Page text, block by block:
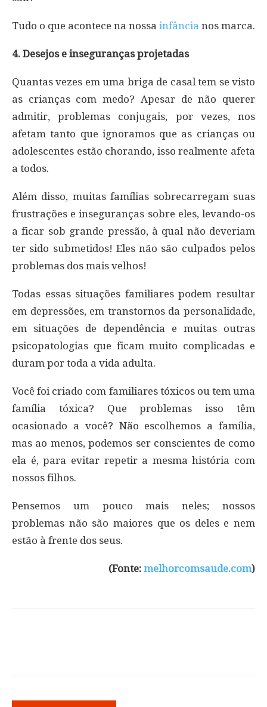
Tudo o que acontece na nossa infância nos marca.
4. Desejos e inseguranças projetadas
Quantas vezes em uma briga de casal tem se visto
as crianças com medo? Apesar de não querer
admitir, problemas conjugais, por vezes, nos
afetam tanto que ignoramos que as crianças ou
adolescentes estão chorando, isso realmente afeta
a todos.
Além disso, muitas famílias sobrecarregam suas
frustrações e inseguranças sobre eles, levando-os
a ficar sob grande pressão, à qual não deveriam
ter sido submetidos! Eles não são culpados pelos
problemas dos mais velhos!
Todas essas situações familiares podem resultar
em depressões, em transtornos da personalidade,
em situações de dependência e muitas outras
psicopatologias que ficam muito complicadas e
duram por toda a vida adulta.
Você foi criado com familiares tóxicos ou tem uma
família tóxica? Que problemas isso têm
ocasionado a você? Não escolhemos a família,
mas ao menos, podemos ser conscientes de como
ela é, para evitar repetir a mesma história com
nossos filhos.
Pensemos um pouco mais neles; nossos
problemas não são maiores que os deles e nem
estão à frente dos seus.
(Fonte: melhorcomsaude.com)